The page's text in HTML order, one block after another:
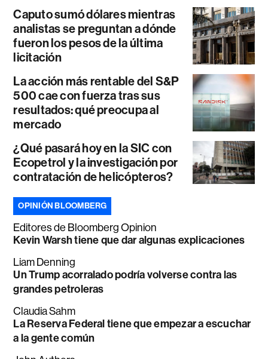
Caputo sumó dólares mientras
analistas se preguntan a dónde
fueron los pesos de la última
licitación
La acción más rentable del S&P
500 cae con fuerza tras sus
resultados: qué preocupa al
mercado
¿Qué pasará hoy en la SIC con
Ecopetrol y la investigación por
contratación de helicópteros?
OPINIÓN BLOOMBERG
Editores de Bloomberg Opinion
Kevin Warsh tiene que dar algunas explicaciones
Liam Denning
Un Trump acorralado podría volverse contra las
grandes petroleras
Claudia Sahm
La Reserva Federal tiene que empezar a escuchar
a la gente común